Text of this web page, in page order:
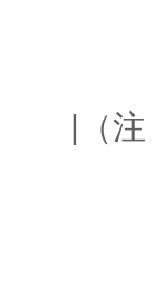
|（注